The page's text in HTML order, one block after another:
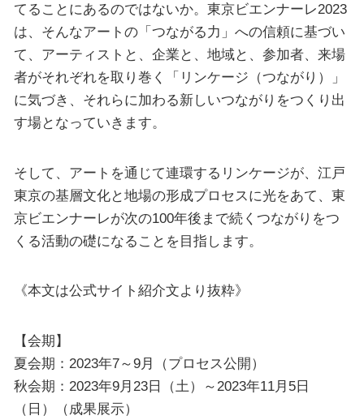
てることにあるのではないか。東京ビエンナーレ2023
は、そんなアートの「つながる力」への信頼に基づい
て、アーティストと、企業と、地域と、参加者、来場
者がそれぞれを取り巻く「リンケージ（つながり）」
に気づき、それらに加わる新しいつながりをつくり出
す場となっていきます。
そして、アートを通じて連環するリンケージが、江戸
東京の基層文化と地場の形成プロセスに光をあて、東
京ビエンナーレが次の100年後まで続くつながりをつ
くる活動の礎になることを目指します。
《本文は公式サイト紹介文より抜粋》
【会期】
夏会期：2023年7～9月（プロセス公開）
秋会期：2023年9月23日（土）～2023年11月5日
（日）（成果展示）